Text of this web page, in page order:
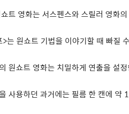
트 영화는 서스펜스와 스릴러 영화
>는 원쇼트 기법을 이야기할 때 빠질
원쇼트 영화는 치밀하게 연출을 설
사용하던 과거에는 필름 한 캔에 약